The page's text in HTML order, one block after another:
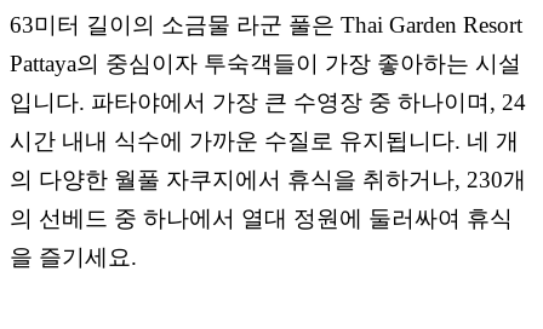
63미터 길이의 소금물 라군 풀은 Thai Garden Resort
Pattaya의 중심이자 투숙객들이 가장 좋아하는 시설
입니다. 파타야에서 가장 큰 수영장 중 하나이며, 24
시간 내내 식수에 가까운 수질로 유지됩니다. 네 개
의 다양한 월풀 자쿠지에서 휴식을 취하거나, 230개
의 선베드 중 하나에서 열대 정원에 둘러싸여 휴식
을 즐기세요.